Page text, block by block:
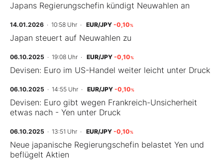
Japans Regierungschefin kündigt Neuwahlen an
14.01.2026 · 10:58 Uhr · EUR/JPY -0,10%
Japan steuert auf Neuwahlen zu
06.10.2025 · 19:08 Uhr · EUR/JPY -0,10%
Devisen: Euro im US-Handel weiter leicht unter Druck
06.10.2025 · 14:55 Uhr · EUR/JPY -0,10%
Devisen: Euro gibt wegen Frankreich-Unsicherheit
etwas nach - Yen unter Druck
06.10.2025 · 13:51 Uhr · EUR/JPY -0,10%
Neue japanische Regierungschefin belastet Yen und
beflügelt Aktien